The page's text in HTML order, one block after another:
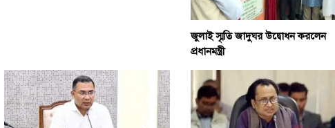
জুলাই স্মৃতি জাদুঘর উদ্বোধন করলেন
প্রধানমন্ত্রী